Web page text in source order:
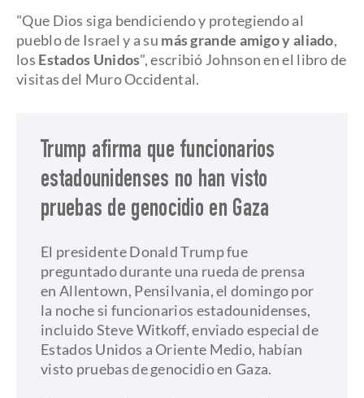
"Que Dios siga bendiciendo y protegiendo al
pueblo de Israel y a su más grande amigo y aliado,
los Estados Unidos", escribió Johnson en el libro de
visitas del Muro Occidental.
Trump afirma que funcionarios
estadounidenses no han visto
pruebas de genocidio en Gaza
El presidente Donald Trump fue
preguntado durante una rueda de prensa
en Allentown, Pensilvania, el domingo por
la noche si funcionarios estadounidenses,
incluido Steve Witkoff, enviado especial de
Estados Unidos a Oriente Medio, habían
visto pruebas de genocidio en Gaza.